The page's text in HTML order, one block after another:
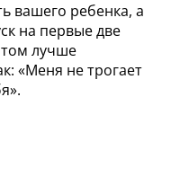
вашего ребенка, а
на первые две
лучше
«Меня не трогает